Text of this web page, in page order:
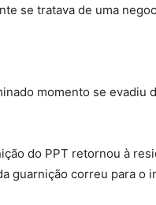
se tratava de uma
momento se evadiu
do PPT retornou à
guarnição correu para o